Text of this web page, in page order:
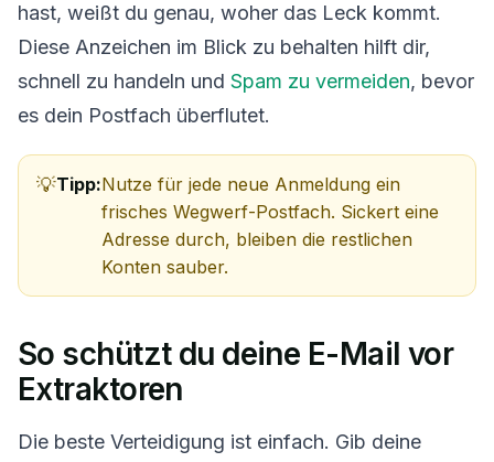
hast, weißt du genau, woher das Leck kommt.
Diese Anzeichen im Blick zu behalten hilft dir,
schnell zu handeln und Spam zu vermeiden, bevor
es dein Postfach überflutet.
Tipp:Nutze für jede neue Anmeldung ein
frisches Wegwerf-Postfach. Sickert eine
Adresse durch, bleiben die restlichen
Konten sauber.
So schützt du deine E-Mail vor
Extraktoren
Die beste Verteidigung ist einfach. Gib deine